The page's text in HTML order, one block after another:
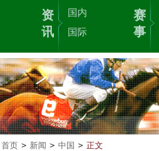
资
讯
国内
国际
赛
事
首页 > 新闻 > 中国 > 正文